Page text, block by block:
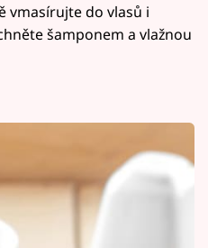
vmasírujte do vlasů i
šamponem a vlažnou